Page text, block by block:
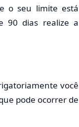
o seu limite está
90 dias realize a
você
pode ocorrer de